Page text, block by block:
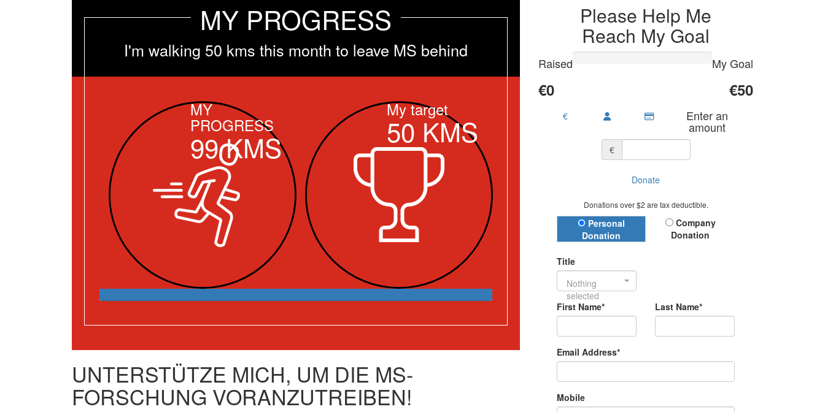
Please Help Me
Reach My Goal
Raised
€0
My Goal
€50
€ Enter an
amount
€
Donate
Donations over $2 are tax deductible.
Donation Type
Personal
Donation
Company
Donation
Title
Nothing
selected
First Name*
Last Name*
Email Address*
Mobile
MY PROGRESS
I'm walking 50 kms this month to leave MS behind
MY
PROGRESS
99KMS
My target
50 KMS
UNTERSTÜTZE MICH, UM DIE MS-
FORSCHUNG VORANZUTREIBEN!